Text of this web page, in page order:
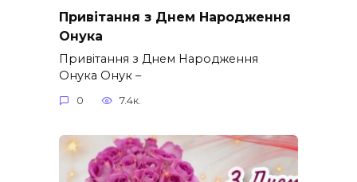
Привітання з Днем Народження
Онука
Привітання з Днем Народження
Онука Онук –
0 7.4к.